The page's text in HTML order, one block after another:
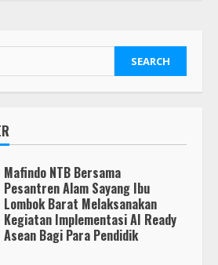
Mafindo NTB Bersama
Pesantren Alam Sayang Ibu
Lombok Barat Melaksanakan
Kegiatan Implementasi AI Ready
Asean Bagi Para Pendidik